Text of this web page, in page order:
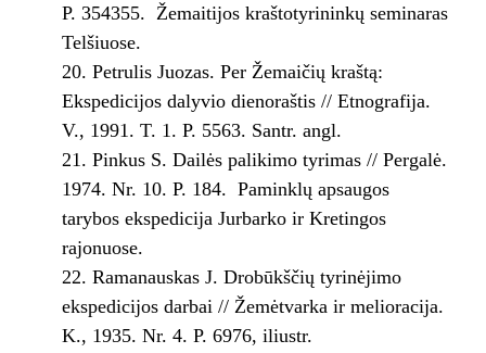
P. 354­355. ­ Žemaitijos kraštotyrininkų seminaras
Telšiuose.
Petrulis Juozas. Per Žemaičių kraštą:
Ekspedicijos dalyvio dienoraštis // Etnografija.
V., 1991. T. 1. P. 55­63. Santr. angl.
Pinkus S. Dailės palikimo tyrimas // Pergalė.
1974. Nr. 10. P. 184. ­ Paminklų apsaugos
tarybos ekspedicija Jurbarko ir Kretingos
rajonuose.
Ramanauskas J. Drobūkščių tyrinėjimo
ekspedicijos darbai // Žemėtvarka ir melioracija.
K., 1935. Nr. 4. P. 69­76, iliustr.